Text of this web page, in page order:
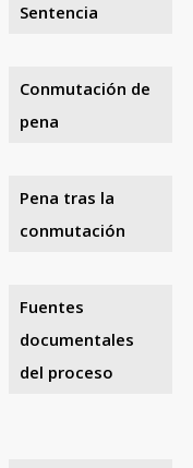
Sentencia
Conmutación de
pena
Pena tras la
conmutación
Fuentes
documentales
del proceso